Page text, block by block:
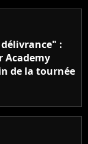
:
Academy
de la tournée